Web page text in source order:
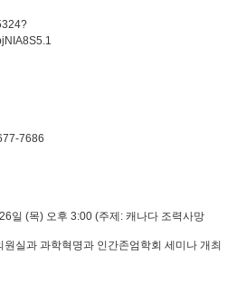
7686
일 (목) 오후 3:00 (주제: 캐나다 조력사망
실과 과학혁명과 인간존엄학회 세미나 개최